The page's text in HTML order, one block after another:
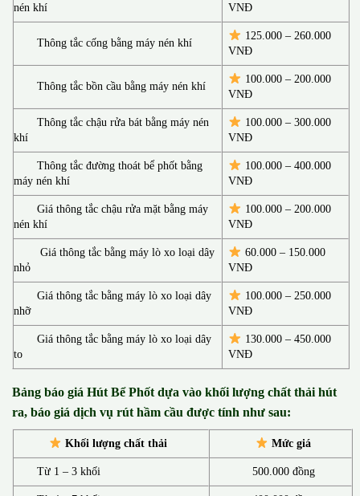
nén khí
VNĐ
Thông tắc cống bằng máy nén khí
125.000 – 260.000
VNĐ
Thông tắc bồn cầu bằng máy nén khí
100.000 – 200.000
VNĐ
Thông tắc chậu rửa bát bằng máy nén
khí
100.000 – 300.000
VNĐ
Thông tắc đường thoát bể phốt bằng
máy nén khí
100.000 – 400.000
VNĐ
Giá thông tắc chậu rửa mặt bằng máy
nén khí
100.000 – 200.000
VNĐ
Giá thông tắc bằng máy lò xo loại dây
nhỏ
60.000 – 150.000
VNĐ
Giá thông tắc bằng máy lò xo loại dây
nhỡ
100.000 – 250.000
VNĐ
Giá thông tắc bằng máy lò xo loại dây
to
130.000 –450.000
VNĐ
Bảng báo giá Hút Bể Phốt dựa vào khối lượng chất thải hút
ra, báo giá dịch vụ rút hầm cầu được tính như sau:
Khối lượng chất thải Mức giá
Từ 1 – 3 khối 500.000 đồng